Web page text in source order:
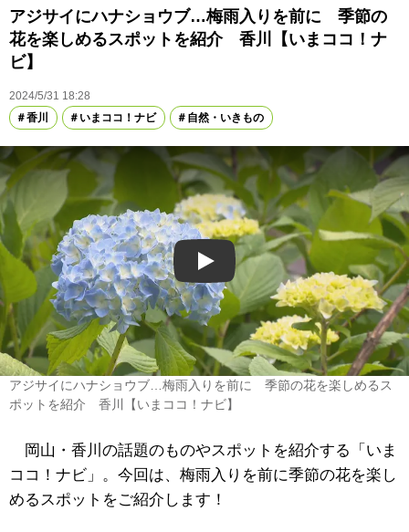
アジサイにハナショウブ…梅雨入りを前に 季節の
花を楽しめるスポットを紹介 香川【いまココ！ナ
ビ】
2024/5/31 18:28
香川
いまココ！ナビ 自然・いきもの
Play
アジサイにハナショウブ…梅雨入りを前に 季節の花を楽しめるス
ポットを紹介 香川【いまココ！ナビ】
岡山・香川の話題のものやスポットを紹介する「いま
ココ！ナビ」。今回は、梅雨入りを前に季節の花を楽し
めるスポットをご紹介します！